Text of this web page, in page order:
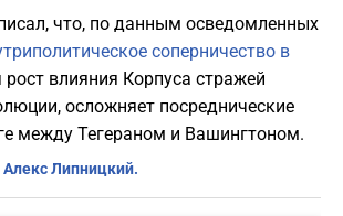
что, по данным осведомленных
соперничество в
влияния Корпуса стражей
осложняет посреднические
между Тегераном и Вашингтоном.
Алекс Липницкий.